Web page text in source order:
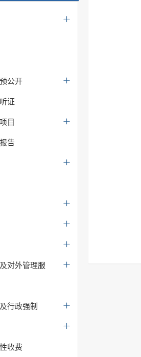
公开
证
目
告
对外管理服
行政强制
收费